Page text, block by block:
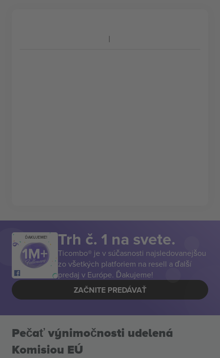
ĎAKUJEME! Trh č. 1 na svete.
Ticombo® je v súčasnosti najsledovanejšou
zo všetkých platforiem na resell a ďalší
predaj v Európe. Ďakujeme!
ZAČNITE PREDÁVAŤ
Pečať výnimočnosti udelená
Komisiou EÚ